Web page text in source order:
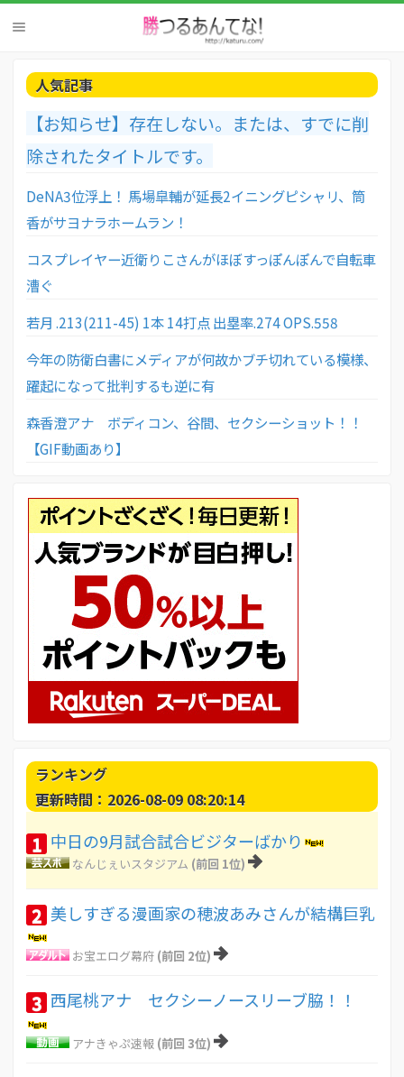
人気記事
【お知らせ】存在しない。または、すでに削
除されたタイトルです。
DeNA3位浮上！ 馬場皐輔が延長2イニングピシャリ、筒
香がサヨナラホームラン！
コスプレイヤー近衛りこさんがほぼすっぽんぽんで自転車
漕ぐ
若月 .213(211-45) 1本 14打点 出塁率.274 OPS.558
今年の防衛白書にメディアが何故かブチ切れている模様、
躍起になって批判するも逆に有
森香澄アナ ボディコン、谷間、セクシーショット！！
【GIF動画あり】
ランキング
更新時間：2026-08-09 08:20:14
1 中日の9月試合試合ビジターばかり
なんじぇいスタジアム (前回 1位)
2 美しすぎる漫画家の穂波あみさんが結構巨乳
お宝エログ幕府 (前回 2位)
3 西尾桃アナ セクシーノースリーブ脇！！
アナきゃぷ速報 (前回 3位)